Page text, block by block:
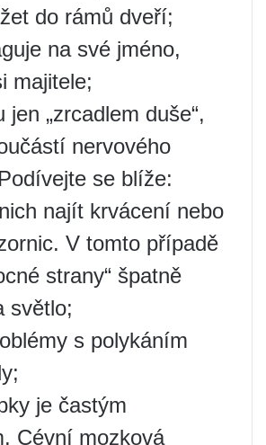
do rámů dveří;
na své jméno,
majitele;
jen „zrcadlem duše“,
nervového
se blíže:
najít krvácení nebo
V tomto případě
strany“ špatně
světlo;
s polykáním
je častým
Cévní mozková